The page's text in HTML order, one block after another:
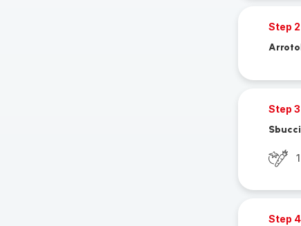
Step 2
Step 3
Step 4